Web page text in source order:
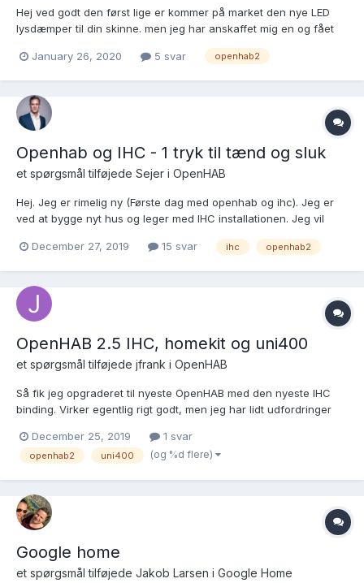
Hej ved godt den først lige er kommer på market den nye LED
lysdæmper til din skinne. men jeg har anskaffet mig en og fået
?? er de fordi den kører på bus forbindelsen igennem IHCèn ??
January 26, 2020 5 svar openhab2
Openhab og IHC - 1 tryk til tænd og sluk
et spørgsmål tilføjede Sejer i OpenHAB
Hej. Jeg er rimelig ny (Første dag med openhab og ihc). Jeg er
ved at bygge nyt hus og leger med IHC installationen. Jeg vil
Openhab er det oplagte valg. Openhab er opsat på PI og køre.
December 27, 2019 15 svar ihc openhab2
OpenHAB 2.5 IHC, homekit og uni400
et spørgsmål tilføjede jfrank i OpenHAB
Så fik jeg opgraderet til nyeste OpenHAB med den nyeste IHC
binding. Virker egentlig rigt godt, men jeg har lidt udfordringer
sluk ved et kort taste tryk samt at kunne skrue Dommer op og
ned med et langt tryk ? Det setup i item...
December 25, 2019 1 svar
openhab2 uni400 (og %d flere)
Google home
et spørgsmål tilføjede Jakob Larsen i Google Home